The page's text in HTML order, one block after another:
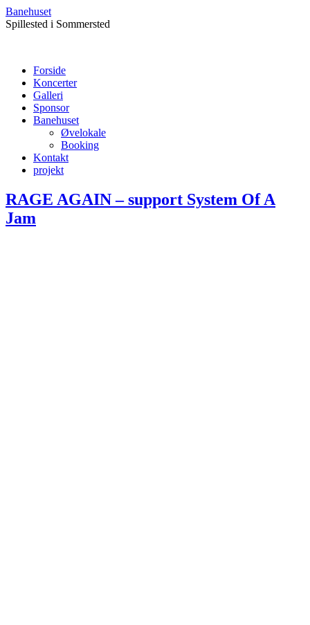
Banehuset
Spillested i Sommersted
Forside
Koncerter
Galleri
Sponsor
Banehuset
Øvelokale
Booking
Kontakt
projekt
RAGE AGAIN – support System Of A
Jam